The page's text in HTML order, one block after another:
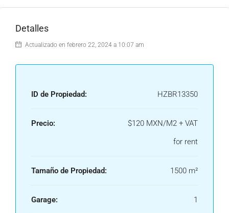
Detalles
Actualizado en febrero 22, 2024 a 10:07 am
ID de Propiedad: HZBR13350
Precio:
$120 MXN/M2 + VAT
for rent
Tamaño de Propiedad: 1500 m²
Garage: 1